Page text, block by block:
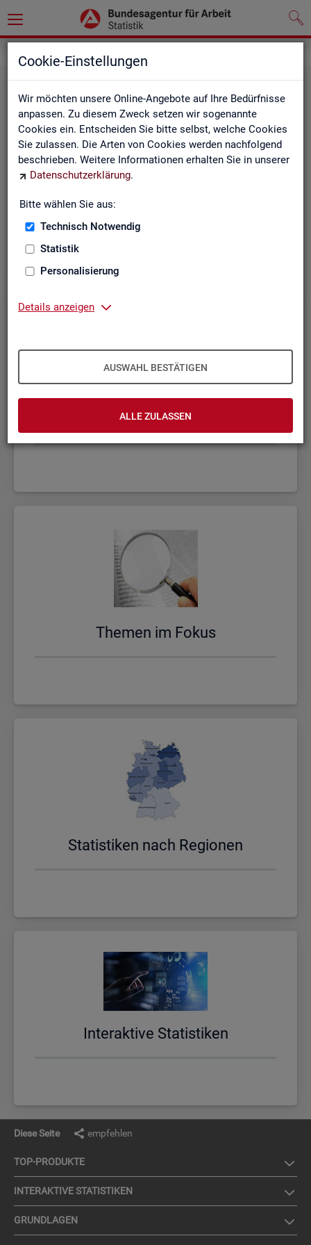
Cookie-Einstellungen
Wir möchten unsere Online-Angebote auf Ihre Bedürfnisse
anpassen. Zu diesem Zweck setzen wir sogenannte
Cookies ein. Entscheiden Sie bitte selbst, welche Cookies
Sie zulassen. Die Arten von Cookies werden nachfolgend
beschrieben. Weitere Informationen erhalten Sie in unserer
Datenschutzerklärung.
Bitte wählen Sie aus:
Technisch Notwendig
Statistik
Personalisierung
Details anzeigen
AUSWAHL BESTÄTIGEN
ALLE ZULASSEN
Rund­schau Ar­beits­markt
Fach­sta­tis­ti­ken
The­men im Fokus
Sta­tis­ti­ken nach Re­gio­nen
In­ter­ak­ti­ve Sta­tis­ti­ken
Diese Seite empfehlen
TOP-PRO­DUK­TE
IN­TER­AK­TI­VE STA­TIS­TI­KEN
GRUND­LA­GEN